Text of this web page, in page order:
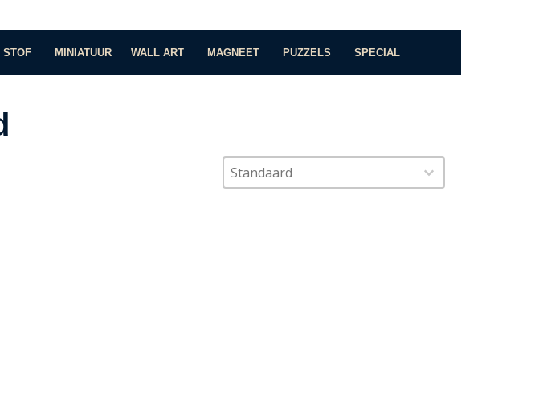
STOF MINIATUUR WALL ART MAGNEET PUZZELS SPECIAL
Sorteer op
Sort content
Sort content